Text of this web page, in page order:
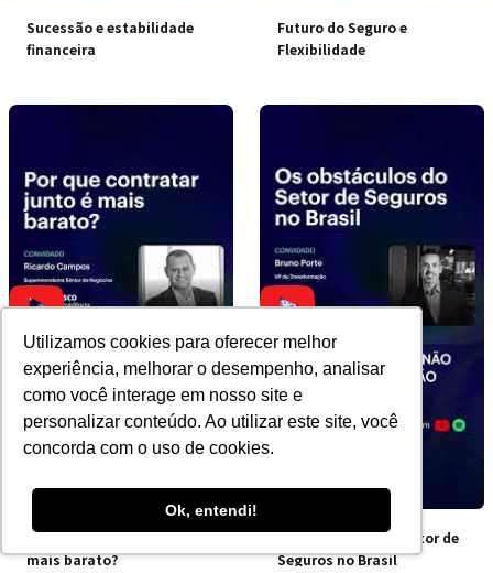
Utilizamos cookies para oferecer melhor
experiência, melhorar o desempenho, analisar
como você interage em nosso site e
personalizar conteúdo. Ao utilizar este site, você
concorda com o uso de cookies.
Ok, entendi!
Sucessão e estabilidade
financeira
Futuro do Seguro e
Flexibilidade
Por que contratar junto é
mais barato?
Os obstáculos do Setor de
Seguros no Brasil